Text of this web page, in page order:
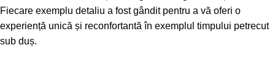
Fiecare exemplu detaliu a fost gândit pentru a vă oferi o
experiență unică și reconfortantă în exemplul timpului petrecut
sub duș.